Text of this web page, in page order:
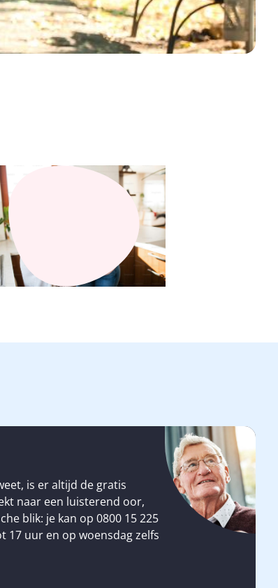
is er altijd de gratis
naar een luisterend oor,
blik: je kan op 0800 15 225
17 uur en op woensdag zelfs